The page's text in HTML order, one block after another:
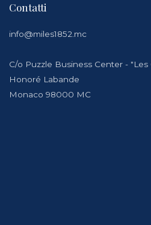
Contatti
info@miles1852.mc
C/o Puzzle Business Center - "Les
Honoré Labande
Monaco 98000 MC